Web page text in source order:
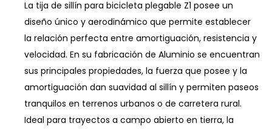
La tija de sillín para bicicleta plegable Z1 posee un
diseño único y aerodinámico que permite establecer
la relación perfecta entre amortiguación, resistencia y
velocidad. En su fabricación de Aluminio se encuentran
sus principales propiedades, la fuerza que posee y la
amortiguación dan suavidad al sillín y permiten paseos
tranquilos en terrenos urbanos o de carretera rural.
Ideal para trayectos a campo abierto en tierra, la